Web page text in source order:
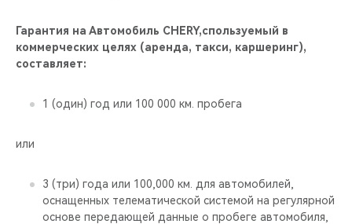
Гарантия на Автомобиль CHERY,спользуемый в
коммерческих целях (аренда, такси, каршеринг),
составляет:
1 (один) год или 100 000 км. пробега
или
3 (три) года или 100,000 км. для автомобилей,
оснащенных телематической системой на регулярной
основе передающей данные о пробеге автомобиля,